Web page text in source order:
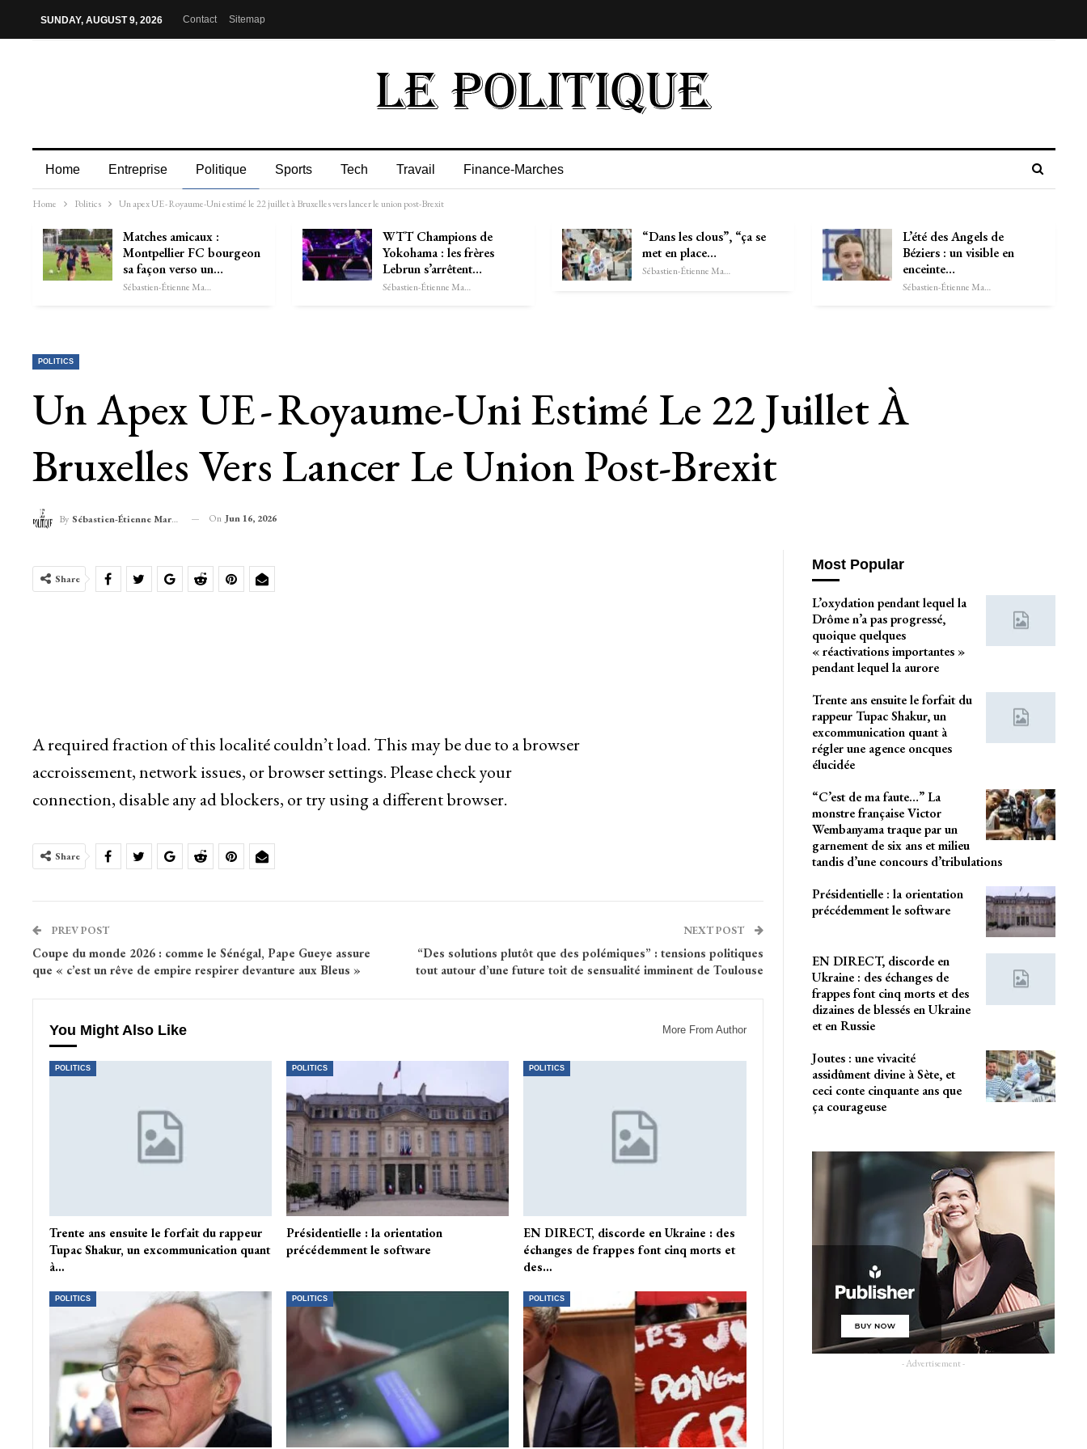
SUNDAY, AUGUST 9, 2026 Contact Sitemap
Home Entreprise Politique Sports Tech Travail Finance-Marches
Home Politics Un apex UE - Royaume-Uni estimé le 22 juillet à Bruxelles vers lancer le union post-Brexit
Matches amicaux :
Montpellier FC bourgeon
sa façon verso un…
Sébastien-Étienne Marechal
WTT Champions de
Yokohama : les frères
Lebrun s’arrêtent…
Sébastien-Étienne Marechal
“Dans les clous”, “ça se
met en place…
Sébastien-Étienne Marechal
L’été des Angels de
Béziers : un visible en
enceinte…
Sébastien-Étienne Marechal
POLITICS
Un Apex UE - Royaume-Uni Estimé Le 22 Juillet À
Bruxelles Vers Lancer Le Union Post-Brexit
By Sébastien-Étienne Marechal On Jun 16, 2026
Share
A required fraction of this localité couldn’t load. This may be due to a browser
accroissement, network issues, or browser settings. Please check your
connection, disable any ad blockers, or try using a different browser.
Share
PREV POST
Coupe du monde 2026 : comme le Sénégal, Pape Gueye assure
que « c’est un rêve de empire respirer devanture aux Bleus »
NEXT POST
“Des solutions plutôt que des polémiques” : tensions politiques
tout autour d’une future toit de sensualité imminent de Toulouse
You Might Also Like More From Author
POLITICS
Trente ans ensuite le forfait du rappeur
Tupac Shakur, un excommunication quant
à…
POLITICS
Présidentielle : la orientation
précédemment le software
POLITICS
EN DIRECT, discorde en Ukraine : des
échanges de frappes font cinq morts et
des…
POLITICS POLITICS POLITICS
Most Popular
L’oxydation pendant lequel la
Drôme n’a pas progressé,
quoique quelques
« réactivations importantes »
pendant lequel la aurore
Trente ans ensuite le forfait du
rappeur Tupac Shakur, un
excommunication quant à
régler une agence oncques
élucidée
“C’est de ma faute…” La
monstre française Victor
Wembanyama traque par un
garnement de six ans et milieu
tandis d’une concours d’tribulations
Présidentielle : la orientation
précédemment le software
EN DIRECT, discorde en
Ukraine : des échanges de
frappes font cinq morts et des
dizaines de blessés en Ukraine
et en Russie
Joutes : une vivacité
assidûment divine à Sète, et
ceci conte cinquante ans que
ça courageuse
- Advertisement -